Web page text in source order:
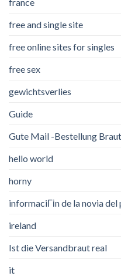
free and single site
free online sites for singles
free sex
gewichtsverlies
Guide
Gute Mail -Bestellung
hello world
horny
informaciГіn de la novia
ireland
Ist die Versandbraut real
it